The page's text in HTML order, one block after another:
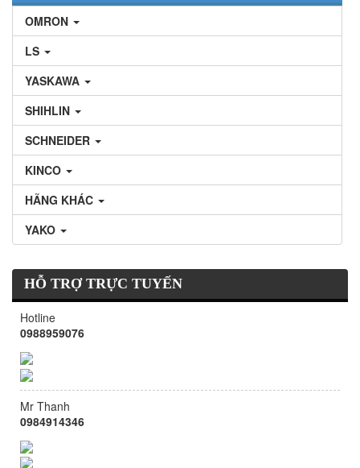
OMRON
LS
YASKAWA
SHIHLIN
SCHNEIDER
KINCO
HÃNG KHÁC
YAKO
HỖ TRỢ TRỰC TUYẾN
Hotline
0988959076
Mr Thanh
0984914346